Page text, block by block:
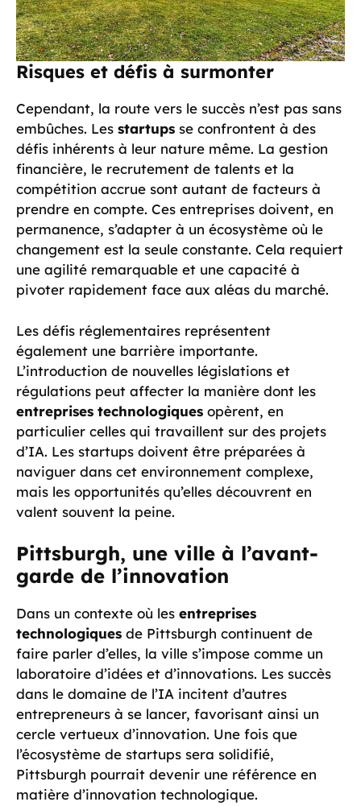
Risques et défis à surmonter
Cependant, la route vers le succès n’est pas sans
embûches. Les startups se confrontent à des
défis inhérents à leur nature même. La gestion
financière, le recrutement de talents et la
compétition accrue sont autant de facteurs à
prendre en compte. Ces entreprises doivent, en
permanence, s’adapter à un écosystème où le
changement est la seule constante. Cela requiert
une agilité remarquable et une capacité à
pivoter rapidement face aux aléas du marché.
Les défis réglementaires représentent
également une barrière importante.
L’introduction de nouvelles législations et
régulations peut affecter la manière dont les
entreprises technologiques opèrent, en
particulier celles qui travaillent sur des projets
d’IA. Les startups doivent être préparées à
naviguer dans cet environnement complexe,
mais les opportunités qu’elles découvrent en
valent souvent la peine.
Pittsburgh, une ville à l’avant-
garde de l’innovation
Dans un contexte où les entreprises
technologiques de Pittsburgh continuent de
faire parler d’elles, la ville s’impose comme un
laboratoire d’idées et d’innovations. Les succès
dans le domaine de l’IA incitent d’autres
entrepreneurs à se lancer, favorisant ainsi un
cercle vertueux d’innovation. Une fois que
l’écosystème de startups sera solidifié,
Pittsburgh pourrait devenir une référence en
matière d’innovation technologique.